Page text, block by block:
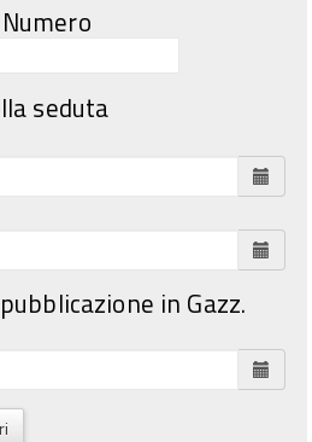
seduta
in Gazz.